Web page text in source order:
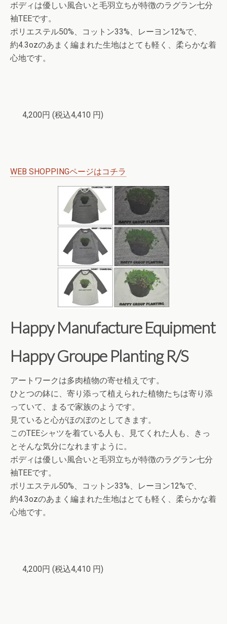
ボディは優しい風合いと毛羽立ちが特徴のラグラン七分
袖TEEです。
ポリエステル50%、コットン33%、レーヨン12%で、
約4.3ozのあまく編まれた生地はとても軽く、柔らかな着
心地です。
4,200円 (税込4,410 円)
WEB SHOPPINGページはコチラ
Happy Manufacture Equipment
Happy Groupe Planting R/S
アートワークは多肉植物の寄せ植えです。
ひとつの鉢に、寄り添って植えられた植物たちは寄り添
っていて、まるで家族のようです。
見ていると心がほのぼのとしてきます。
このTEEシャツを着ている人も、見てくれた人も、きっ
とそんな気分になれますように。
ボディは優しい風合いと毛羽立ちが特徴のラグラン七分
袖TEEです。
ポリエステル50%、コットン33%、レーヨン12%で、
約4.3ozのあまく編まれた生地はとても軽く、柔らかな着
心地です。
4,200円 (税込4,410 円)